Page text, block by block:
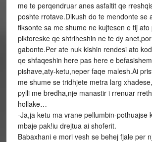
me te perqendruar anes asfaltit qe
poshte rrotave.Dikush do te mendonte se
fiksonte sa me shume ne kujtesen e tij ato
piktoreske qe shtriheshin ne te dy
gabonte.Per ate nuk kishin rendesi ato
qe shfaqeshin here pas here e
pishave,aty-ketu,neper faqe malesh.Ai
me shume se tridhjete metra larg
pylli me bredha,nje manastir i rrenuar
hollake…
-Ja,ja ketu ma vrane pellumbin-pothuajse
mbaje pak!iu drejtua ai shoferit.
Babaxhani e mori vesh se behej fjale per